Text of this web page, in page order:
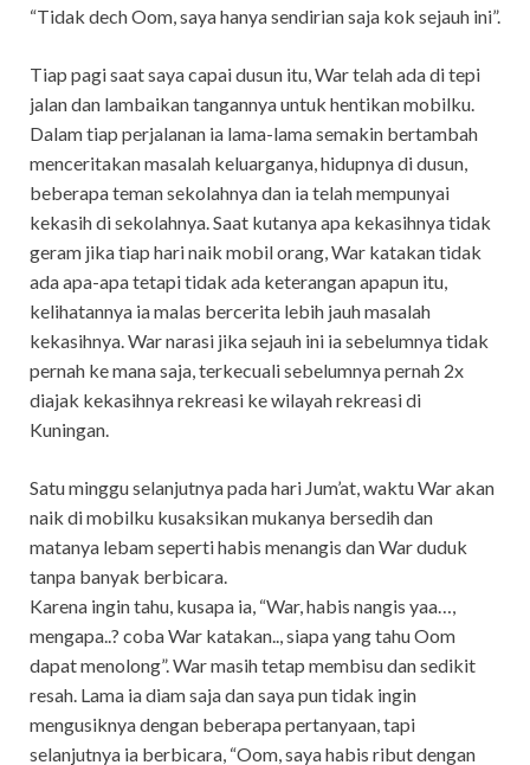
“Tidak dech Oom, saya hanya sendirian saja kok sejauh ini”.
Tiap pagi saat saya capai dusun itu, War telah ada di tepi
jalan dan lambaikan tangannya untuk hentikan mobilku.
Dalam tiap perjalanan ia lama-lama semakin bertambah
menceritakan masalah keluarganya, hidupnya di dusun,
beberapa teman sekolahnya dan ia telah mempunyai
kekasih di sekolahnya. Saat kutanya apa kekasihnya tidak
geram jika tiap hari naik mobil orang, War katakan tidak
ada apa-apa tetapi tidak ada keterangan apapun itu,
kelihatannya ia malas bercerita lebih jauh masalah
kekasihnya. War narasi jika sejauh ini ia sebelumnya tidak
pernah ke mana saja, terkecuali sebelumnya pernah 2x
diajak kekasihnya rekreasi ke wilayah rekreasi di
Kuningan.
Satu minggu selanjutnya pada hari Jum’at, waktu War akan
naik di mobilku kusaksikan mukanya bersedih dan
matanya lebam seperti habis menangis dan War duduk
tanpa banyak berbicara.
Karena ingin tahu, kusapa ia, “War, habis nangis yaa…,
mengapa..? coba War katakan.., siapa yang tahu Oom
dapat menolong”. War masih tetap membisu dan sedikit
resah. Lama ia diam saja dan saya pun tidak ingin
mengusiknya dengan beberapa pertanyaan, tapi
selanjutnya ia berbicara, “Oom, saya habis ribut dengan